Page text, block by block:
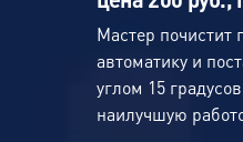
Мастер почистит
автоматику и
углом 15
наилучшую